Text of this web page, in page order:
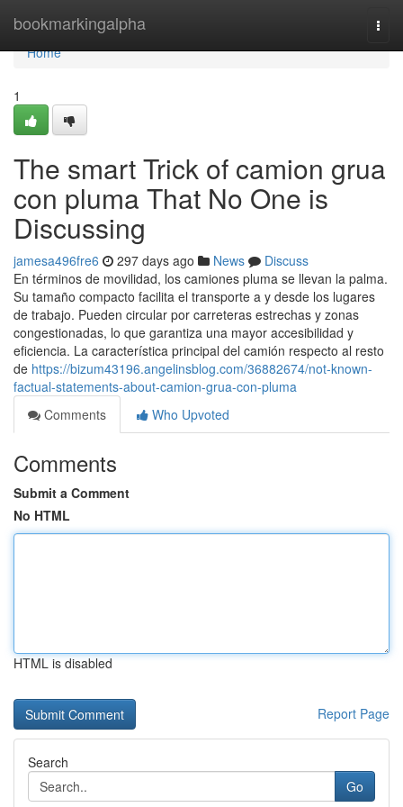
bookmarkingalpha
Home
Home
1
The smart Trick of camion grua
con pluma That No One is
Discussing
jamesa496fre6 297 days ago News
Discuss
En términos de movilidad, los camiones pluma se llevan la palma.
Su tamaño compacto facilita el transporte a y desde los lugares
de trabajo. Pueden circular por carreteras estrechas y zonas
congestionadas, lo que garantiza una mayor accesibilidad y
eficiencia. La característica principal del camión respecto al resto
de https://bizum43196.angelinsblog.com/36882674/not-known-
factual-statements-about-camion-grua-con-pluma
Comments
Who Upvoted
Comments
Submit a Comment
No HTML
HTML is disabled
Report Page
Search
Go